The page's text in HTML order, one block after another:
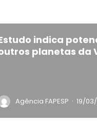
indica
planetas da
Agência FAPESP · 19/